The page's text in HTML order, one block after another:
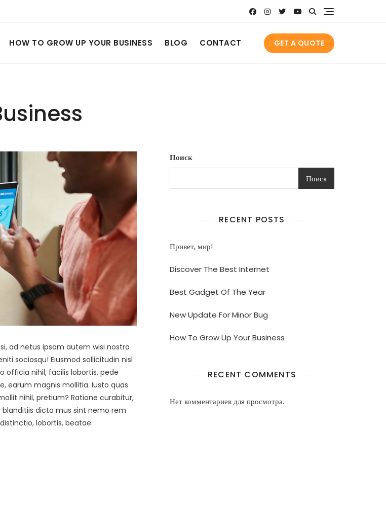
HOW TO GROW UP YOUR BUSINESS BLOG CONTACT GET A QUOTE
ad netus ipsam autem wisi nostra
sociosqu! Eiusmod sollicitudin nisl
officia nihil, facilis lobortis, pede
earum magnis mollitia. Iusto quas
nihil, pretium? Ratione curabitur,
blanditiis dicta mus sint nemo rem
lobortis, beatae.
Поиск
Поиск
RECENT POSTS
Привет, мир!
Discover The Best Internet
Best Gadget Of The Year
New Update For Minor Bug
How To Grow Up Your Business
RECENT COMMENTS
Нет комментариев для просмотра.